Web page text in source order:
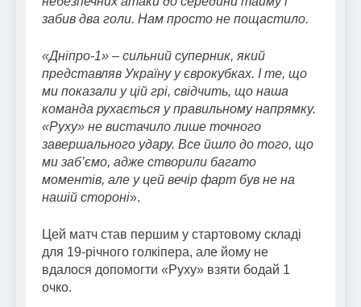
забив два голи. Нам просто не пощастило.
«Дніпро-1» – сильний суперник, який
представляв Україну у єврокубках. І те, що
ми показали у цій грі, свідчить, що наша
команда рухається у правильному напрямку.
«Руху» не вистачило лише точного
завершального удару. Все йшло до того, що
ми заб’ємо, адже створили багато
моментів, але у цей вечір фарт був не на
нашій стороні».
Цей матч став першим у стартовому складі
для 19-річного голкіпера, але йому не
вдалося допомогти «Руху» взяти бодай 1
очко.